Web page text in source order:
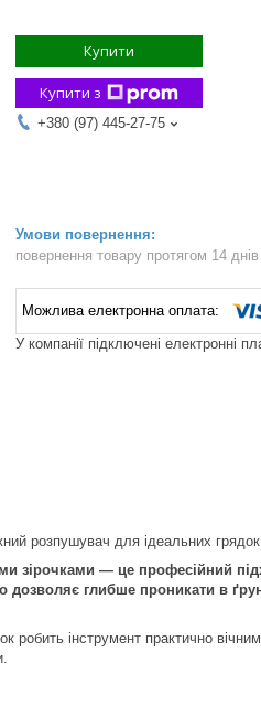
Купити
Купити з
+380 (97) 445-27-75
повернення товару протягом 14 днів
У компанії підключені електронні
розпушувач для ідеальних грядок
зірочками — це професійний
глибше проникати в
робить інструмент практично